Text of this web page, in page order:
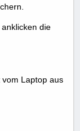
die
Laptop aus